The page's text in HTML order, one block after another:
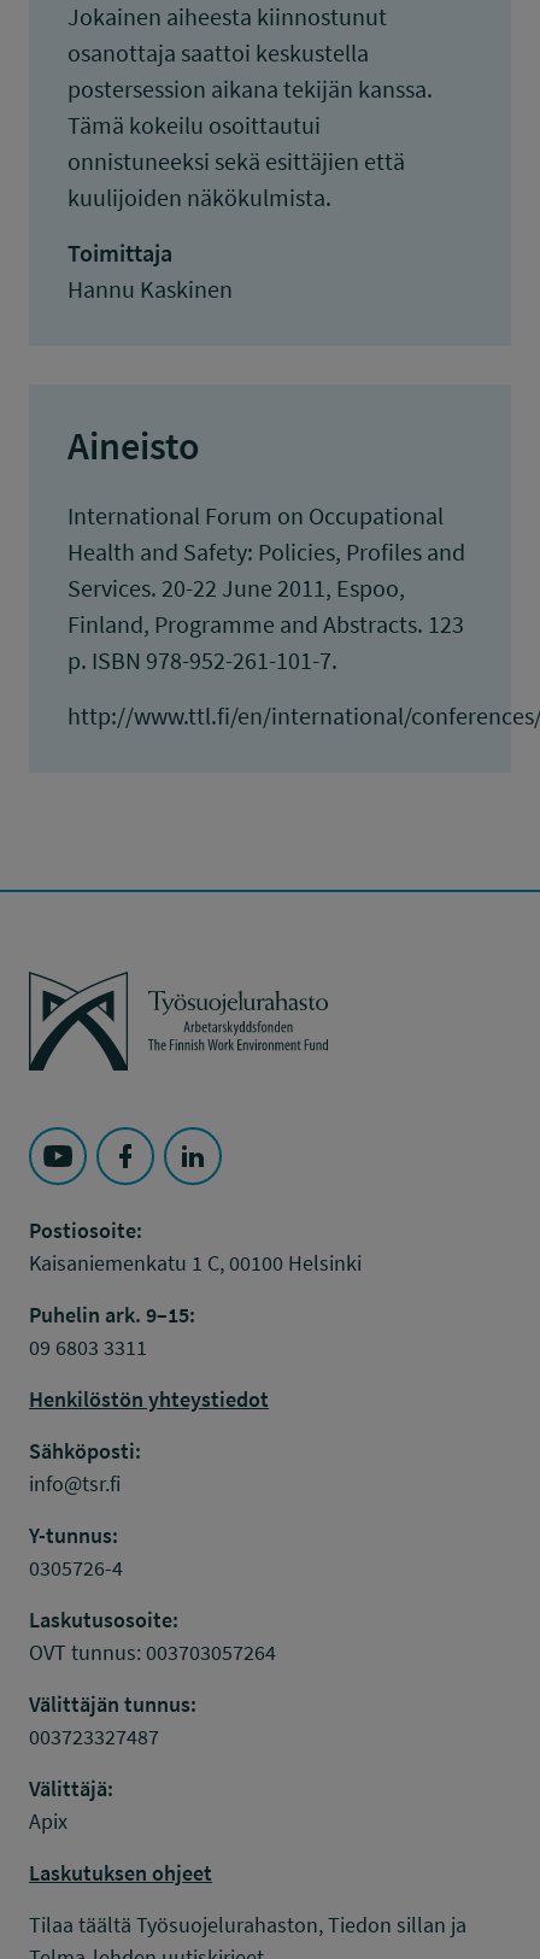
Jokainen aiheesta kiinnostunut
osanottaja saattoi keskustella
postersession aikana tekijän kanssa.
Tämä kokeilu osoittautui
onnistuneeksi sekä esittäjien että
kuulijoiden näkökulmista.
Toimittaja
Hannu Kaskinen
Aineisto
International Forum on Occupational
Health and Safety: Policies, Profiles and
Services. 20-22 June 2011, Espoo,
Finland, Programme and Abstracts. 123
p. ISBN 978-952-261-101-7.
http://www.ttl.fi/en/international/
Työsuojelurahasto
Seuraa Työsuojelurahasto kohteessa: YouTube
Seuraa Työsuojelurahasto kohteessa:
Seuraa Työsuojelurahasto kohteessa:
Postiosoite:
Kaisaniemenkatu 1 C, 00100 Helsinki
Puhelin ark. 9–15:
09 6803 3311
Henkilöstön yhteystiedot
Sähköposti:
info@tsr.fi
Y-tunnus:
0305726-4
Laskutusosoite:
OVT tunnus: 003703057264
Välittäjän tunnus:
003723327487
Välittäjä:
Apix
Laskutuksen ohjeet
Tilaa täältä Työsuojelurahaston, Tiedon sillan ja